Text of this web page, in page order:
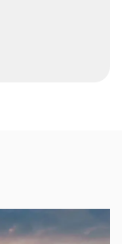
realizar un
y